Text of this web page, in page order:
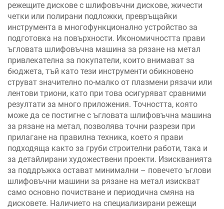
режещите дискове с шлифовъчни дискове, жичести
четки или полирани подложки, превръщайки
инструмента в многофункционално устройство за
подготовка на повърхности. Икономичността прави
ъгловата шлифовъчна машина за рязане на метал
привлекателна за покупатели, които внимават за
бюджета, тъй като тези инструменти обикновено
струват значително по-малко от плазмени рязачи или
лентови триони, като при това осигуряват сравними
резултати за много приложения. Точността, която
може да се постигне с ъгловата шлифовъчна машина
за рязане на метал, позволява точни разрези при
прилагане на правилна техника, което я прави
подходяща както за груби строителни работи, така и
за детайлирани художествени проекти. Изискванията
за поддръжка остават минимални – повечето ъглови
шлифовъчни машини за рязане на метал изискват
само основно почистване и периодична смяна на
дисковете. Наличието на специализирани режещи